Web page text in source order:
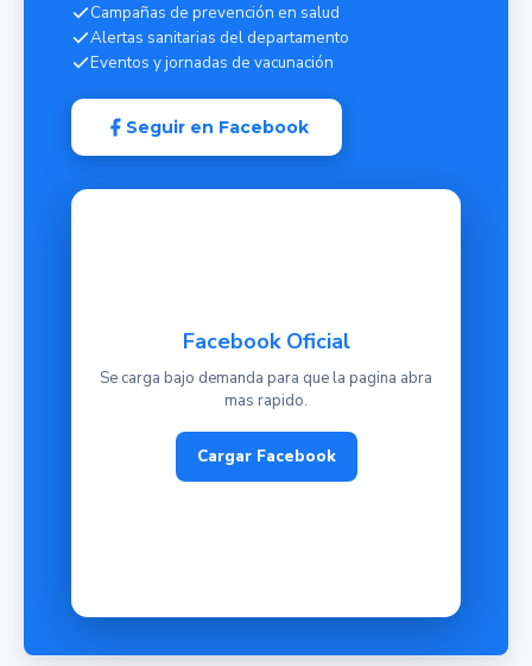
Campañas de prevención en salud
Alertas sanitarias del departamento
Eventos y jornadas de vacunación
Seguir en Facebook
Facebook Oficial
Se carga bajo demanda para que la pagina abra
mas rapido.
Cargar Facebook